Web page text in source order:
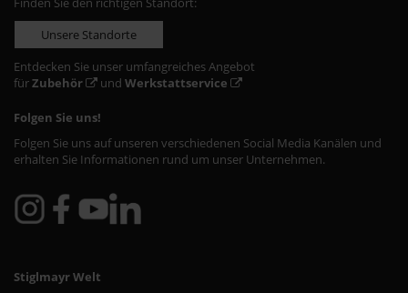
Unsere Standorte
Entdecken Sie unser umfangreiches Angebot
fürZubehör und Werkstattservice
Folgen Sie uns!
Folgen Sie uns auf unseren verschiedenen Social Media Kanälen und
erhalten Sie Informationen rund um unser Unternehmen.
Stiglmayr Welt